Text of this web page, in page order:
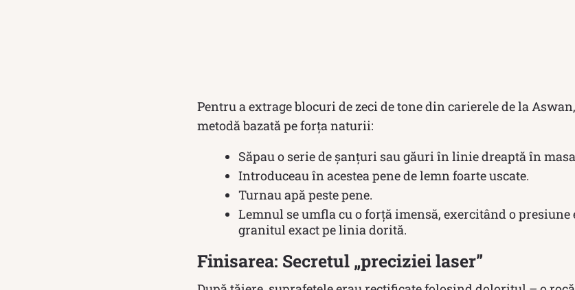
Pentru a extrage blocuri de zeci de tone din carierele de la
metodă bazată pe forța naturii:
Săpau o serie de șanțuri sau găuri în linie dreaptă în
Introduceau în acestea pene de lemn foarte uscate.
Turnau apă peste pene.
Lemnul se umfla cu o forță imensă, exercitând o presiune
granitul exact pe linia dorită.
Finisarea: Secretul „preciziei laser”